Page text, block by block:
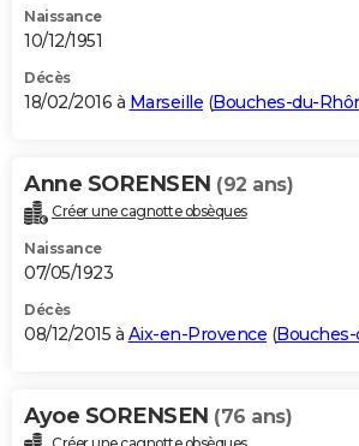
Naissance
10/12/1951
Décès
18/02/2016 à Marseille (Bouches-du-
Anne SORENSEN (92 ans)
Créer une cagnotte obsèques
Naissance
07/05/1923
Décès
08/12/2015 à Aix-en-Provence (
Ayoe SORENSEN (76 ans)